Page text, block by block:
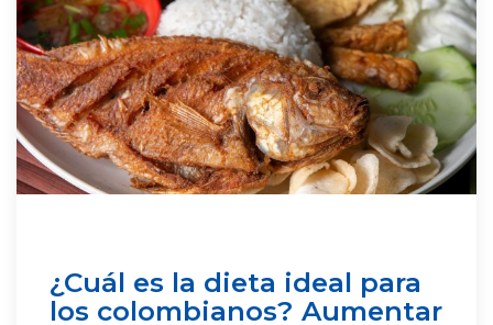
¿Cuál es la dieta ideal para
los colombianos? Aumentar